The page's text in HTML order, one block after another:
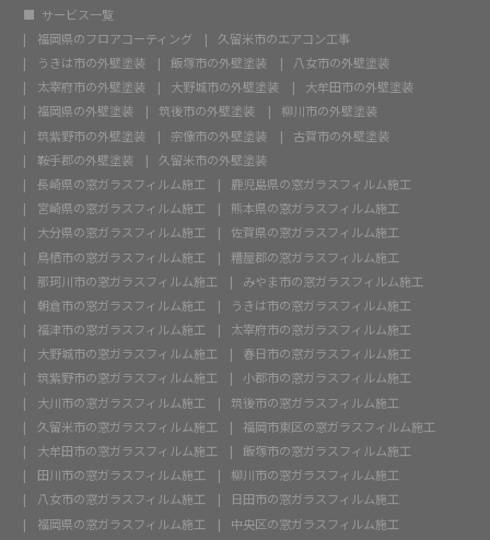
サービス一覧
福岡県のフロアコーティング
久留米市のエアコン工事
うきは市の外壁塗装
飯塚市の外壁塗装
八女市の外壁塗装
太宰府市の外壁塗装
大野城市の外壁塗装
大牟田市の外壁塗装
福岡県の外壁塗装
筑後市の外壁塗装
柳川市の外壁塗装
筑紫野市の外壁塗装
宗像市の外壁塗装
古賀市の外壁塗装
鞍手郡の外壁塗装
久留米市の外壁塗装
長崎県の窓ガラスフィルム施工
鹿児島県の窓ガラスフィルム施工
宮崎県の窓ガラスフィルム施工
熊本県の窓ガラスフィルム施工
大分県の窓ガラスフィルム施工
佐賀県の窓ガラスフィルム施工
鳥栖市の窓ガラスフィルム施工
糟屋郡の窓ガラスフィルム施工
那珂川市の窓ガラスフィルム施工
みやま市の窓ガラスフィルム施工
朝倉市の窓ガラスフィルム施工
うきは市の窓ガラスフィルム施工
福津市の窓ガラスフィルム施工
太宰府市の窓ガラスフィルム施工
大野城市の窓ガラスフィルム施工
春日市の窓ガラスフィルム施工
筑紫野市の窓ガラスフィルム施工
小郡市の窓ガラスフィルム施工
大川市の窓ガラスフィルム施工
筑後市の窓ガラスフィルム施工
久留米市の窓ガラスフィルム施工
福岡市東区の窓ガラスフィルム施工
大牟田市の窓ガラスフィルム施工
飯塚市の窓ガラスフィルム施工
田川市の窓ガラスフィルム施工
柳川市の窓ガラスフィルム施工
八女市の窓ガラスフィルム施工
日田市の窓ガラスフィルム施工
福岡県の窓ガラスフィルム施工
中央区の窓ガラスフィルム施工